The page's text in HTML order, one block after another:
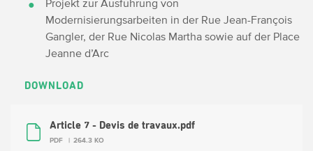
Projekt zur Ausführung von
Modernisierungsarbeiten in der Rue Jean-François
Gangler, der Rue Nicolas Martha sowie auf der Place
Jeanne d’Arc
DOWNLOAD
Article 7 - Devis de travaux.pdf
PDF 264.3 KO